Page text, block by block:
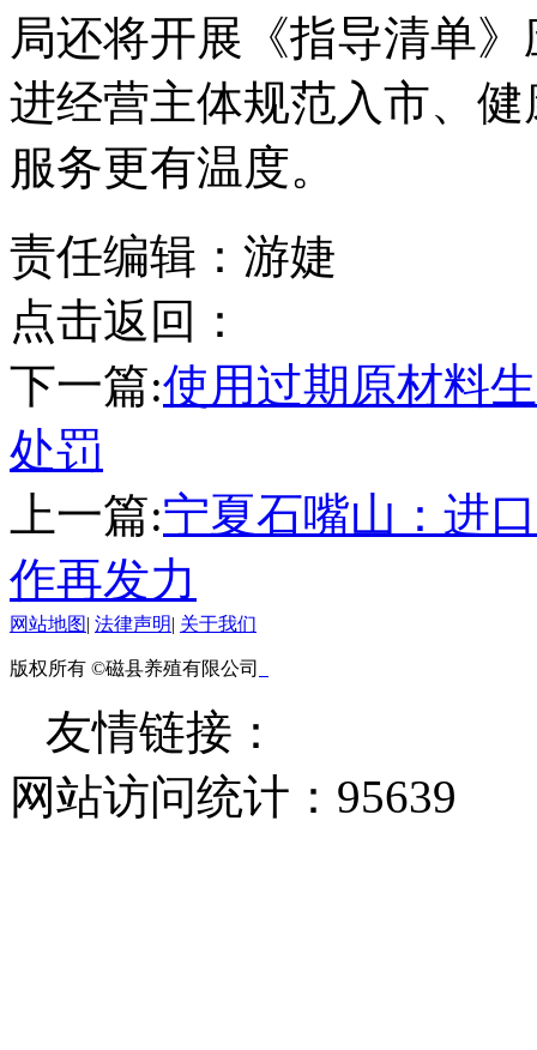
局还将开展《指导清单
进经营主体规范入市、
服务更有温度。
责任编辑：游婕
点击返回：
下一篇:使用过期原材料
处罚
上一篇:宁夏石嘴山：进
作再发力
网站地图| 法律声明| 关于我们
版权所有 ©磁县养殖有限公司
友情链接：
网站访问统计： 95639